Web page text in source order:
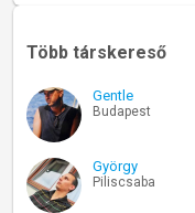
Több társkereső
Gentle
Budapest
György
Piliscsaba